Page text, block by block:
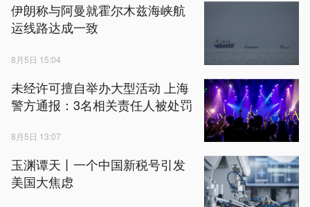
伊朗称与阿曼就霍尔木兹海峡航
运线路达成一致
8月5日 15:04
未经许可擅自举办大型活动 上海
警方通报：3名相关责任人被处罚
8月5日 13:07
玉渊谭天丨一个中国新税号引发
美国大焦虑